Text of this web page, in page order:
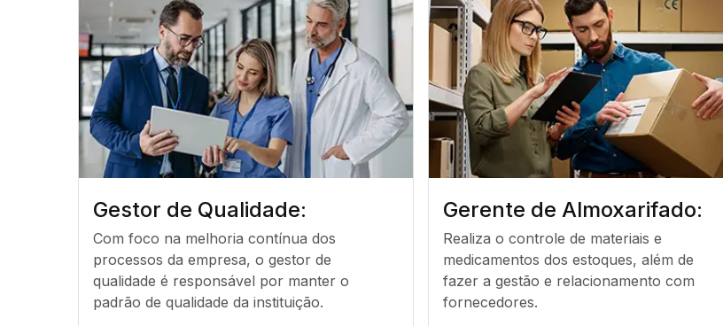
Gestor de Qualidade:
Com foco na melhoria contínua dos
processos da empresa, o gestor de
qualidade é responsável por manter o
padrão de qualidade da instituição.
Gerente de Almoxarifado:
Realiza o controle de materiais e
medicamentos dos estoques, além de
fazer a gestão e relacionamento com
fornecedores.